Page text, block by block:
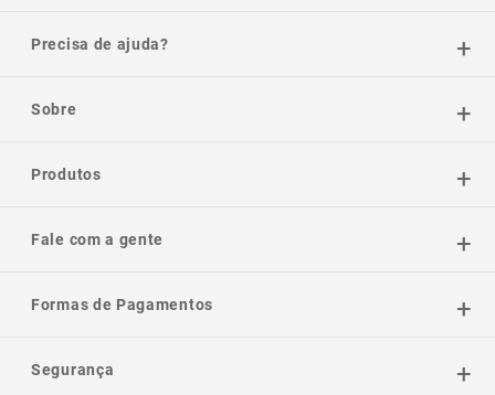
Precisa de ajuda?
Sobre
Produtos
Fale com a gente
Formas de Pagamentos
Segurança